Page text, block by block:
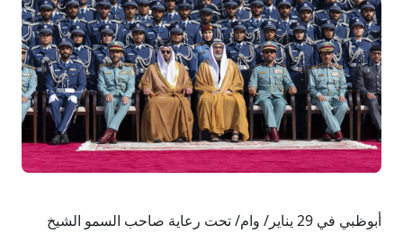
أبوظبي في 29 يناير/ وام/ تحت رعاية صاحب السمو الشيخ